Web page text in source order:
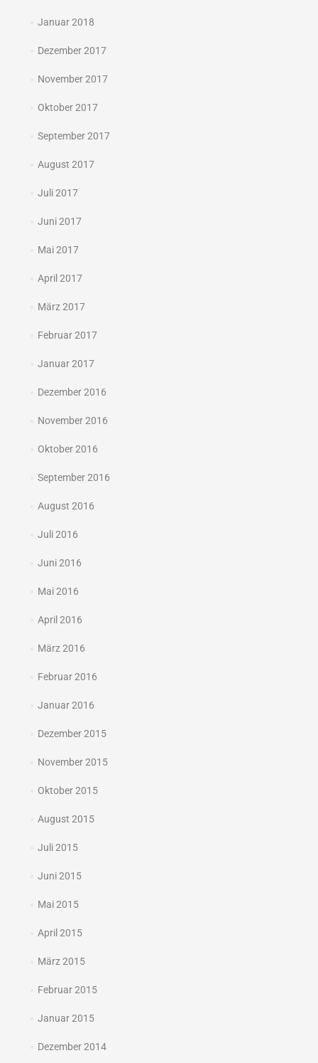
Januar 2018
Dezember 2017
November 2017
Oktober 2017
September 2017
August 2017
Juli 2017
Juni 2017
Mai 2017
April 2017
März 2017
Februar 2017
Januar 2017
Dezember 2016
November 2016
Oktober 2016
September 2016
August 2016
Juli 2016
Juni 2016
Mai 2016
April 2016
März 2016
Februar 2016
Januar 2016
Dezember 2015
November 2015
Oktober 2015
August 2015
Juli 2015
Juni 2015
Mai 2015
April 2015
März 2015
Februar 2015
Januar 2015
Dezember 2014